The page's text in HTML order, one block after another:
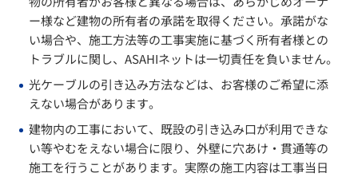
ー様など建物の所有者の承諾を取得ください。承諾がな
い場合や、施工方法等の工事実施に基づく所有者様との
トラブルに関し、ASAHIネットは一切責任を負いません。
光ケーブルの引き込み方法などは、お客様のご希望に添
えない場合があります。
建物内の工事において、既設の引き込み口が利用できな
い等やむをえない場合に限り、外壁に穴あけ・貫通等の
施工を行うことがあります。実際の施工内容は工事当日